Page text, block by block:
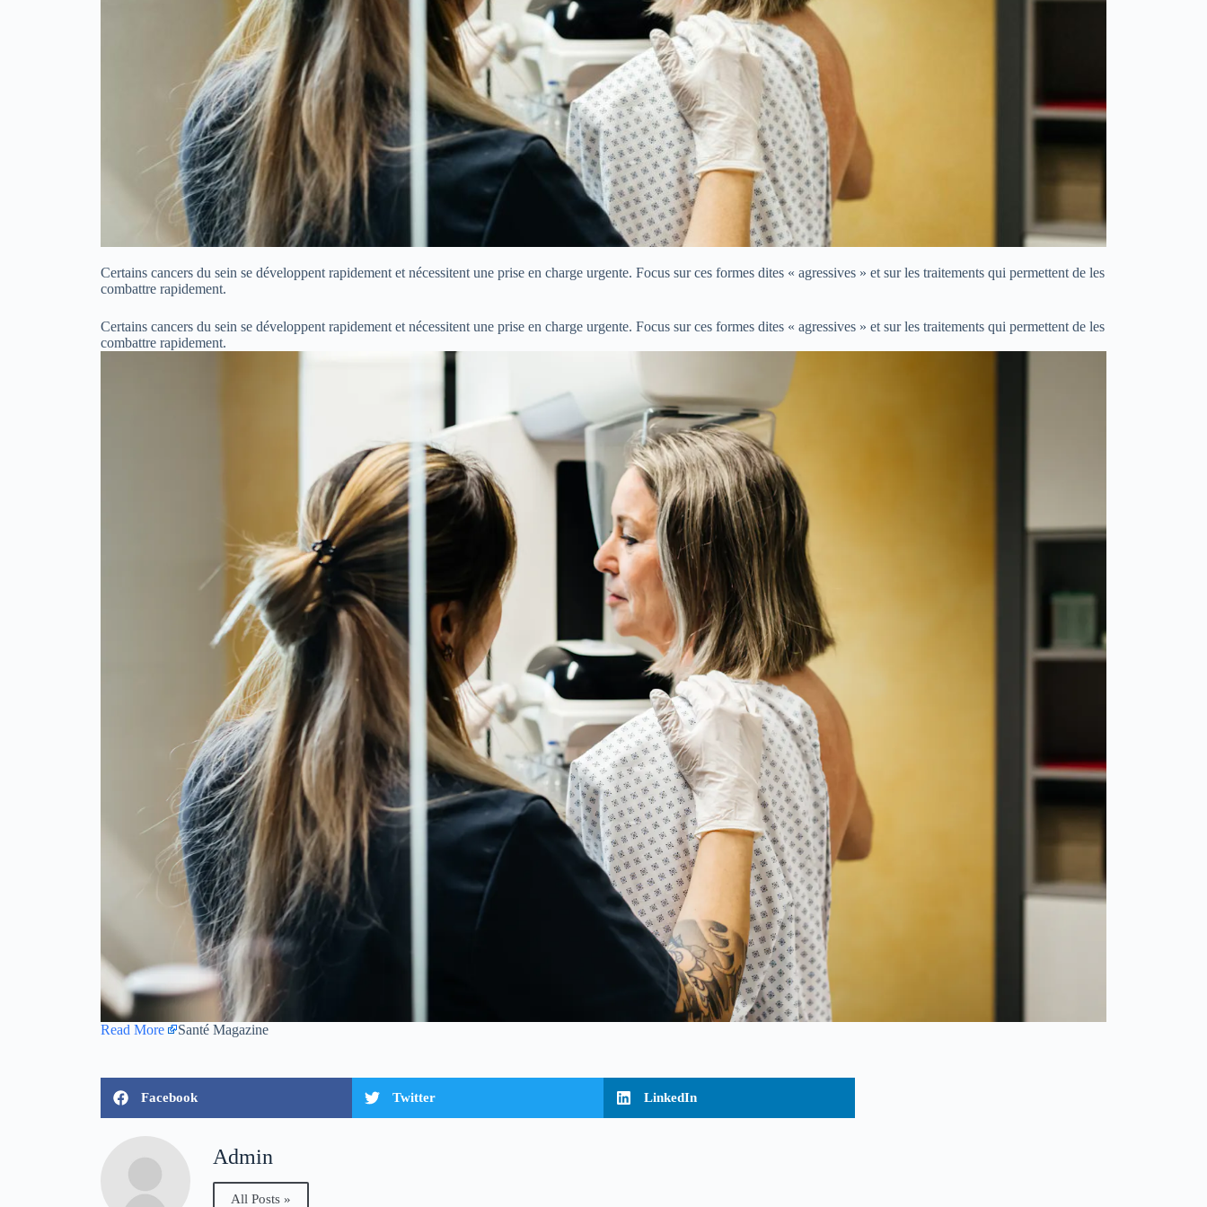
Certains cancers du sein se développent rapidement et nécessitent une prise en charge urgente. Focus sur ces formes dites « agressives » et sur les traitements qui permettent de les
combattre rapidement.
Certains cancers du sein se développent rapidement et nécessitent une prise en charge urgente. Focus sur ces formes dites « agressives » et sur les traitements qui permettent de les
combattre rapidement.
Read More Santé Magazine
Facebook Twitter LinkedIn
Admin
All Posts »